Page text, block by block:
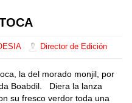
Director de Edición
la del morado monjil, por
Boabdil. Diera la lanza
su fresco verdor toda una